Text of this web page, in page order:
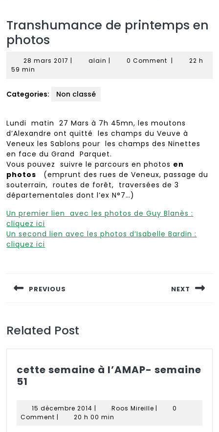
Transhumance de printemps en
photos
28 mars 2017 28
| alain alain
| 0 Comment |
22 h
59 min
Categories: Non classé
Lundi matin 27 Mars à 7h 45mn, les moutons
d’Alexandre ont quitté les champs du Veuve à
Veneux les Sablons pour les champs des Ninettes
en face du Grand Parquet.
Vous pouvez suivre le parcours en photos en
photos (emprunt des rues de Veneux, passage du
souterrain, routes de forêt, traversées de 3
départementales dont l’ex N°7…)
Un premier lien avec les photos de Guy Blanès :
cliquez ici
Un second lien avec les photos d’Isabelle Bardin :
cliquez ici
l’article
PREVIOUS NEXT
Related Post
cette semaine à l’AMAP- semaine
51
à
l’AMAP-
15 décembre 2014 15
décembre
| Roos MireilleRoos
|
0
Comment | 20 h 00 min